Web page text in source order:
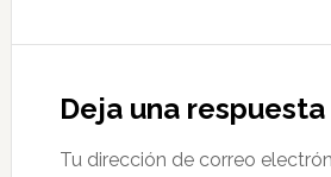
Deja una respuesta
Tu dirección de correo